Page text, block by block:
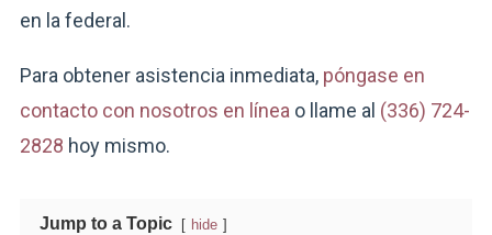
en la federal.
Para obtener asistencia inmediata, póngase en
contacto con nosotros en líneao llame al (336) 724-
2828 hoy mismo.
Jump to a Topic hide